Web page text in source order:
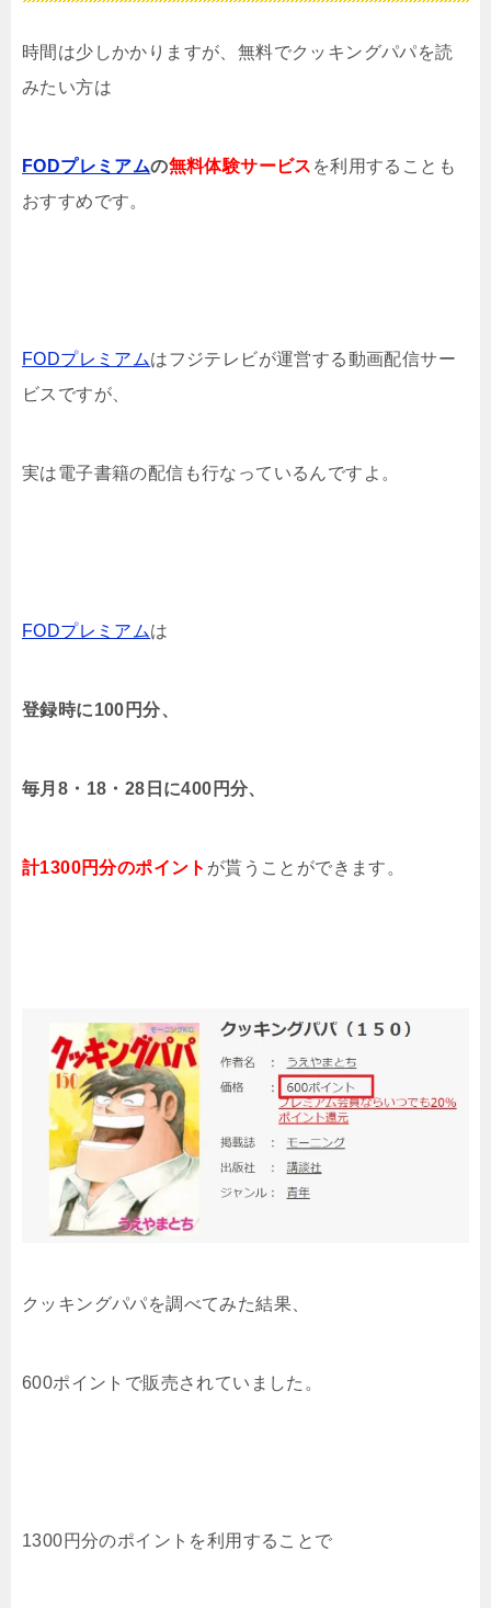
時間は少しかかりますが、無料でクッキングパパを読
みたい方は
FODプレミアムの無料体験サービス を利用することも
おすすめです。
FODプレミアムはフジテレビが運営する動画配信サー
ビスですが、
実は電子書籍の配信も行なっているんですよ。
FODプレミアムは
登録時に100円分、
毎月8・18・28日に400円分、
計1300円分のポイント が貰うことができます。
クッキングパパを調べてみた結果
600ポイントで販売されていました。
1300円分のポイントを利用することで